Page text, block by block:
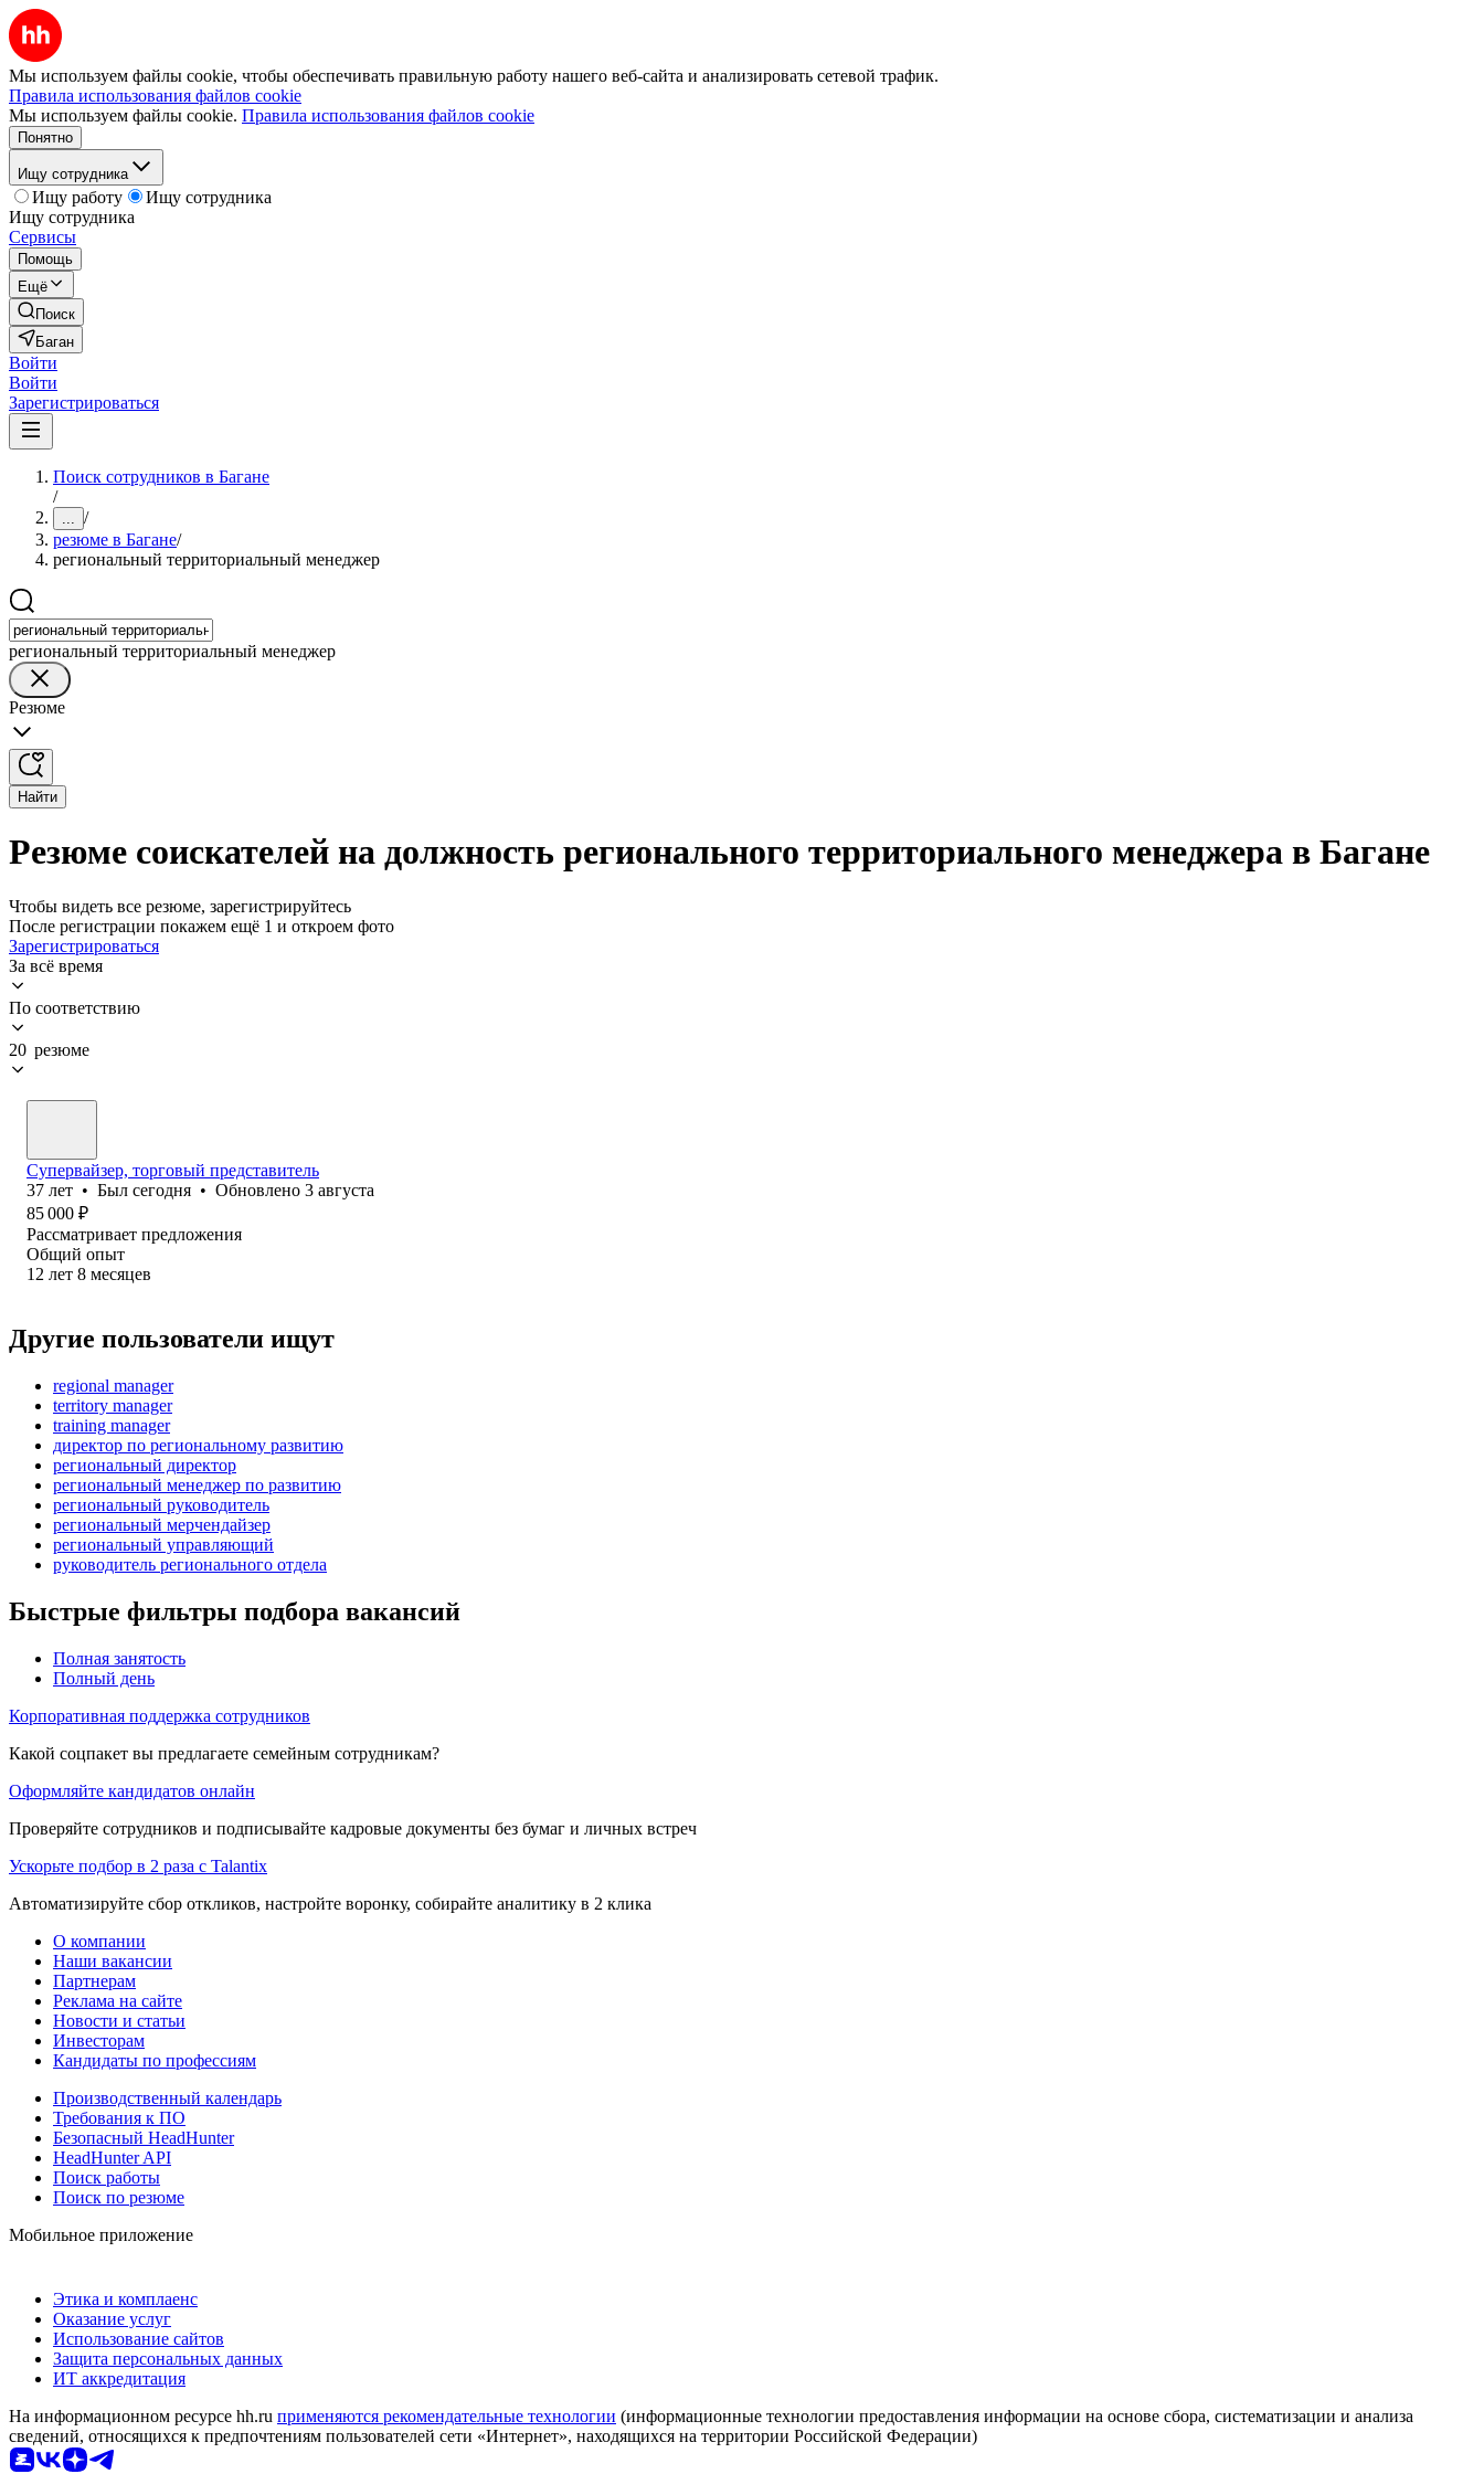
Мы используем файлы cookie, чтобы обеспечивать правильную работу нашего веб-сайта и анализировать сетевой трафик.
Правила использования файлов cookie
Мы используем файлы cookie. Правила использования файлов cookie
Понятно
Ищу сотрудника
Ищу работу
Ищу сотрудника
Ищу сотрудника
Сервисы
Помощь
Ещё
Поиск
Баган
Войти
Войти
Зарегистрироваться
Поиск сотрудников в Багане
/
... /
резюме в Багане/
региональный территориальный менеджер
региональный территориальный менеджер
Резюме
Найти
Резюме соискателей на должность регионального территориального менеджера в Багане
Чтобы видеть все резюме, зарегистрируйтесь
После регистрации покажем ещё 1 и откроем фото
Зарегистрироваться
За всё время
По соответствию
20 резюме
Супервайзер, торговый представитель
37 лет • Был сегодня • Обновлено 3 августа
85 000 ₽
Рассматривает предложения
Общий опыт
12 лет 8 месяцев
Другие пользователи ищут
regional manager
territory manager
training manager
директор по региональному развитию
региональный директор
региональный менеджер по развитию
региональный руководитель
региональный мерчендайзер
региональный управляющий
руководитель регионального отдела
Быстрые фильтры подбора вакансий
Полная занятость
Полный день
Корпоративная поддержка сотрудников
Какой соцпакет вы предлагаете семейным сотрудникам?
Оформляйте кандидатов онлайн
Проверяйте сотрудников и подписывайте кадровые документы без бумаг и личных встреч
Ускорьте подбор в 2 раза с Talantix
Автоматизируйте сбор откликов, настройте воронку, собирайте аналитику в 2 клика
О компании
Наши вакансии
Партнерам
Реклама на сайте
Новости и статьи
Инвесторам
Кандидаты по профессиям
Производственный календарь
Требования к ПО
Безопасный HeadHunter
HeadHunter API
Поиск работы
Поиск по резюме
Мобильное приложение
Этика и комплаенс
Оказание услуг
Использование сайтов
Защита персональных данных
ИТ аккредитация
На информационном ресурсе hh.ru применяются рекомендательные технологии (информационные технологии предоставления информации на основе сбора, систематизации и анализа
сведений, относящихся к предпочтениям пользователей сети «Интернет», находящихся на территории Российской Федерации)